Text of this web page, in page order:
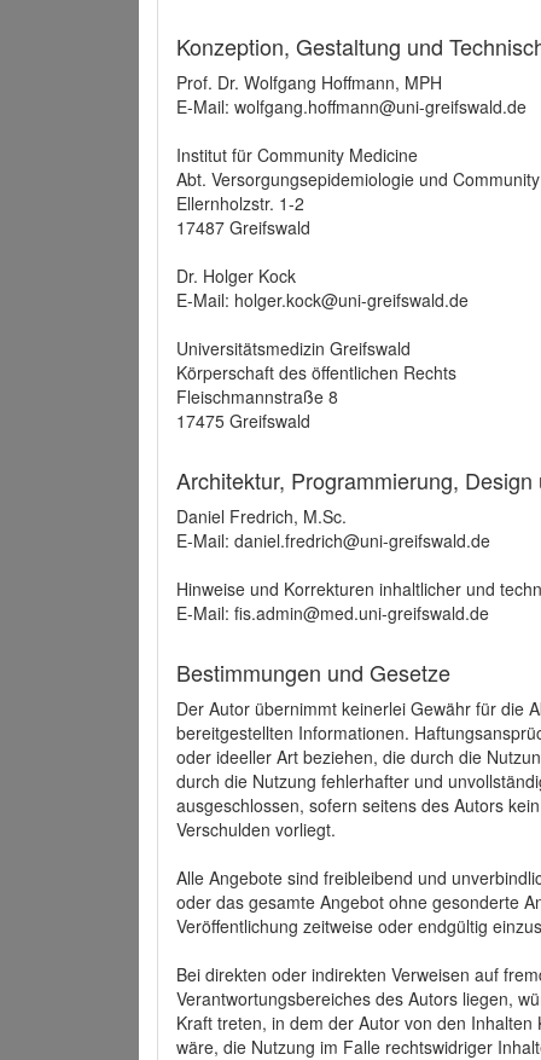
Konzeption, Gestaltung und
Prof. Dr. Wolfgang Hoffmann, MPH
E-Mail: wolfgang.hoffmann@uni-greifswald.de
Institut für Community Medicine
Abt. Versorgungsepidemiologie und
Ellernholzstr. 1-2
17487 Greifswald
Dr. Holger Kock
E-Mail: holger.kock@uni-greifswald.de
Universitätsmedizin Greifswald
Körperschaft des öffentlichen Rechts
Fleischmannstraße 8
17475 Greifswald
Architektur, Programmierung,
Daniel Fredrich, M.Sc.
E-Mail: daniel.fredrich@uni-greifswald.de
Hinweise und Korrekturen inhaltlicher und
E-Mail: fis.admin@med.uni-greifswald.de
Bestimmungen und Gesetze
Der Autor übernimmt keinerlei Gewähr für die
bereitgestellten Informationen.
oder ideeller Art beziehen, die durch die
durch die Nutzung fehlerhafter und
ausgeschlossen, sofern seitens des Autors
Verschulden vorliegt.
Alle Angebote sind freibleibend und
oder das gesamte Angebot ohne gesonderte
Veröffentlichung zeitweise oder endgültig
Bei direkten oder indirekten Verweisen auf
Verantwortungsbereiches des Autors liegen,
Kraft treten, in dem der Autor von den
wäre, die Nutzung im Falle rechtswidriger